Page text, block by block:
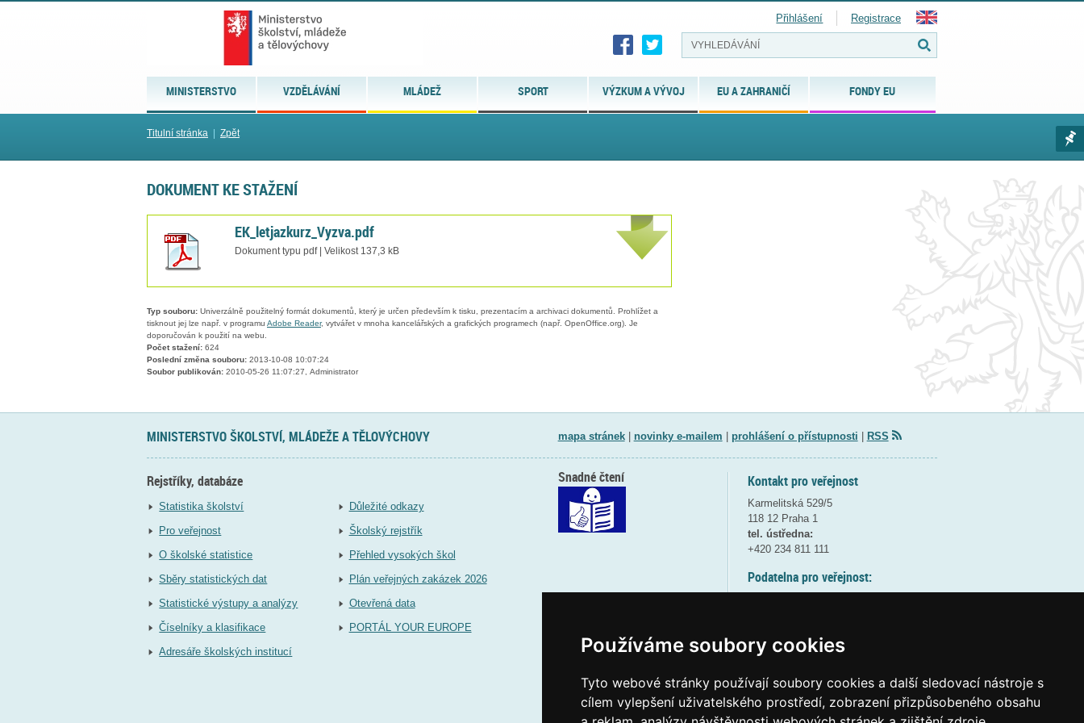
Používáme soubory cookies
Tyto webové stránky používají soubory cookies a další sledovací nástroje s
cílem vylepšení uživatelského prostředí, zobrazení přizpůsobeného obsahu
MINISTERSTVO VZDĚLÁVÁNÍ MLÁDEŽ SPORT VÝZKUM A VÝVOJ EU A ZAHRANIČÍ FONDY EU
Přihlášení Registrace
Titulní stránka Zpět
DOKUMENT KE STAŽENÍ
EK_letjazkurz_Vyzva.pdf
Dokument typu pdf | Velikost 137,3 kB
Typ souboru: Univerzálně použitelný formát dokumentů, který je určen především k tisku, prezentacím a archivaci dokumentů. Prohlížet a
tisknout jej lze např. v programu Adobe Reader, vytvářet v mnoha kancelářských a grafických programech (např. OpenOffice.org). Je
doporučován k použití na webu.
Počet stažení: 624
Poslední změna souboru: 2013-10-08 10:07:24
Soubor publikován: 2010-05-26 11:07:27, Administrator
MINISTERSTVO ŠKOLSTVÍ, MLÁDEŽE A TĚLOVÝCHOVY mapa stránek| novinky e-mailem prohlášení o přístupnosti RSS
Rejstříky, databáze
Statistika školství
Pro veřejnost
O školské statistice
Sběry statistických dat
Statistické výstupy a analýzy
Číselníky a klasifikace
Adresáře školských institucí
Důležité odkazy
Školský rejstřík
Přehled vysokých škol
Plán veřejných zakázek 2026
Otevřená data
PORTÁL YOUR EUROPE
Kontakt pro veřejnost
Karmelitská 529/5
118 12 Praha 1
tel. ústředna:
+420 234 811 111
Podatelna pro veřejnost:
(více informací
Elektronická podatelna:
Snadné čtení